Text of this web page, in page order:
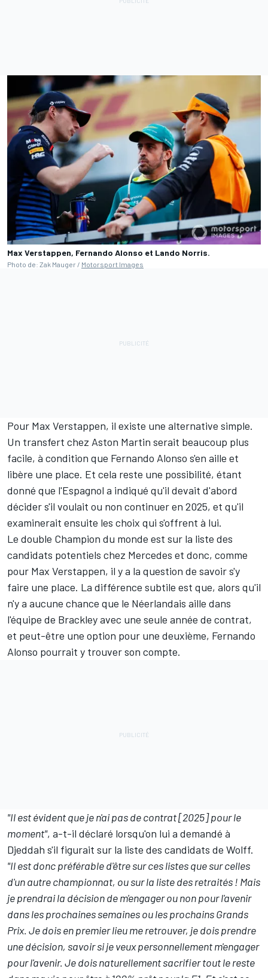
Max Verstappen, Fernando Alonso et Lando Norris.
Photo de: Zak Mauger / Motorsport Images
Pour Max Verstappen, il existe une alternative simple.
Un transfert chez Aston Martin serait beaucoup plus
facile, à condition que Fernando Alonso s'en aille et
libère une place. Et cela reste une possibilité, étant
donné que l'Espagnol a indiqué qu'il devait d'abord
décider s'il voulait ou non continuer en 2025, et qu'il
examinerait ensuite les choix qui s'offrent à lui.
Le double Champion du monde est sur la liste des
candidats potentiels chez Mercedes et donc, comme
pour Max Verstappen, il y a la question de savoir s'y
faire une place. La différence subtile est que, alors qu'il
n'y a aucune chance que le Néerlandais aille dans
l'équipe de Brackley avec une seule année de contrat,
et peut-être une option pour une deuxième, Fernando
Alonso pourrait y trouver son compte.
"Il est évident que je n'ai pas de contrat [2025] pour le
moment", a-t-il déclaré lorsqu'on lui a demandé à
Djeddah s'il figurait sur la liste des candidats de Wolff.
"Il est donc préférable d'être sur ces listes que sur celles
d'un autre championnat, ou sur la liste des retraités ! Mais
je prendrai la décision de m'engager ou non pour l'avenir
dans les prochaines semaines ou les prochains Grands
Prix. Je dois en premier lieu me retrouver, je dois prendre
une décision, savoir si je veux personnellement m'engager
pour l'avenir. Je dois naturellement sacrifier tout le reste